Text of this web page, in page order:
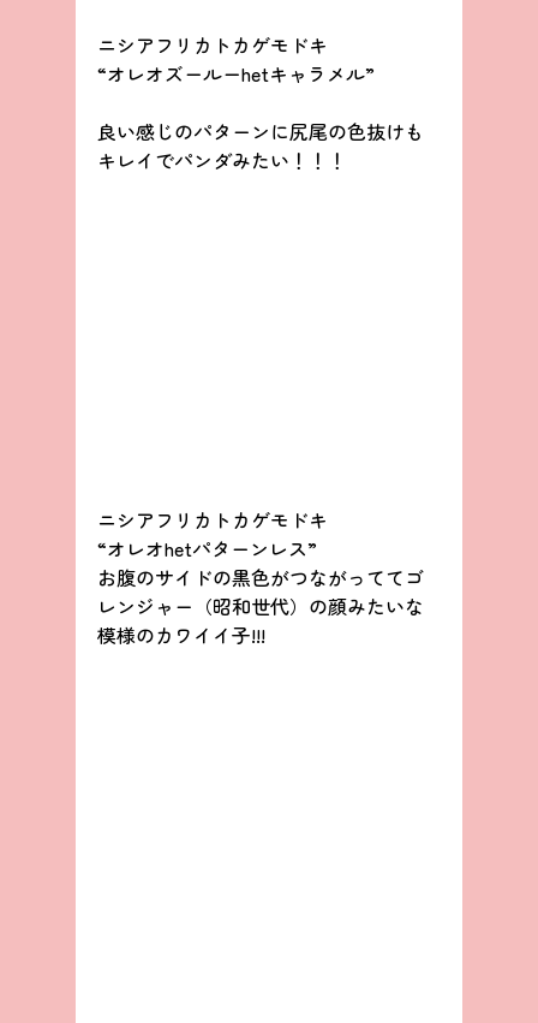
ニシアフリカトカゲモドキ
“オレオズールーhetキャラメル”
良い感じのパターンに尻尾の色抜けも
キレイでパンダみたい！！！
ニシアフリカトカゲモドキ
“オレオhetパターンレス”
お腹のサイドの黒色がつながっててゴ
レンジャー（昭和世代）の顔みたいな
模様のカワイイ子!!!